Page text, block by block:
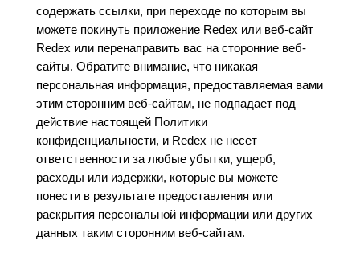
содержать ссылки, при переходе по которым вы
можете покинуть приложение Redex или веб-сайт
Redex или перенаправить вас на сторонние веб-
сайты. Обратите внимание, что никакая
персональная информация, предоставляемая вами
этим сторонним веб-сайтам, не подпадает под
действие настоящей Политики
конфиденциальности, и Redex не несет
ответственности за любые убытки, ущерб,
расходы или издержки, которые вы можете
понести в результате предоставления или
раскрытия персональной информации или других
данных таким сторонним веб-сайтам.